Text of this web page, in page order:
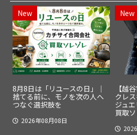
New
8月8日は「リユースの日」｜
捨てる前に、モノを次の人へ
つなぐ選択肢を
2026年08月08日
New
【越
クレ
ジュ
買取